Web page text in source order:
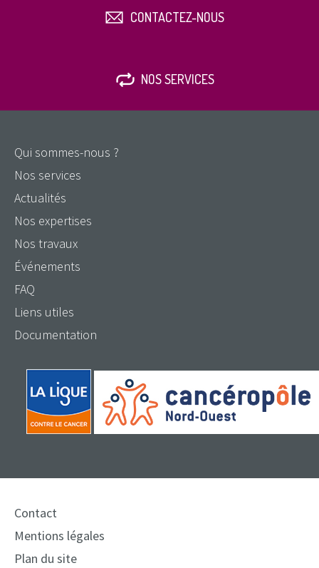
CONTACTEZ-NOUS
NOS SERVICES
Qui sommes-nous ?
Nos services
Actualités
Nos expertises
Nos travaux
Événements
FAQ
Liens utiles
Documentation
Contact
Mentions légales
Plan du site